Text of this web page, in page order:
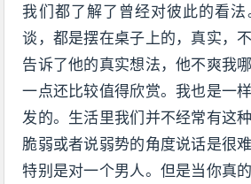
我们都了解了曾经对彼此的看
谈，都是摆在桌子上的，真实，
告诉了他的真实想法，他不爽我
一点还比较值得欣赏。我也是一
发的。生活里我们并不经常有这
脆弱或者说弱势的角度说话是很
特别是对一个男人。但是当你真